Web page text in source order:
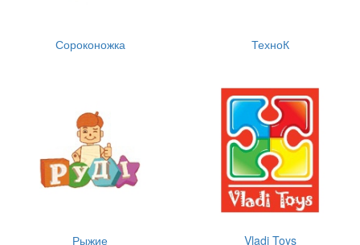
Сороконожка ТехноК
Рыжие Vladi Toys